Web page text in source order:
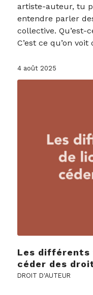
artiste-auteur, tu
entendre parler
collective. Qu’est-
C’est ce qu’on
4 août 2025
Les différents
céder des
DROIT D'AUTEUR